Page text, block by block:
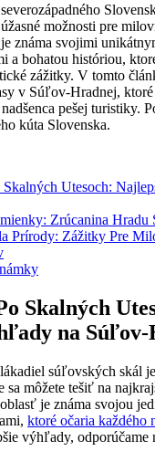
možnosti pre
známa svojimi
a bohatou históriou,
zážitky. V tomto
v Súľov-Hradnej,
pešej turistiky.
kúta Slovenska.
Skalných Utesoch:
Zrúcanina Hradu
Prírody: Zážitky Pre
Skalných
na
súľovských skál
sa môžete tešiť na
je známa svojou
ktoré očaria každého
výhľady,